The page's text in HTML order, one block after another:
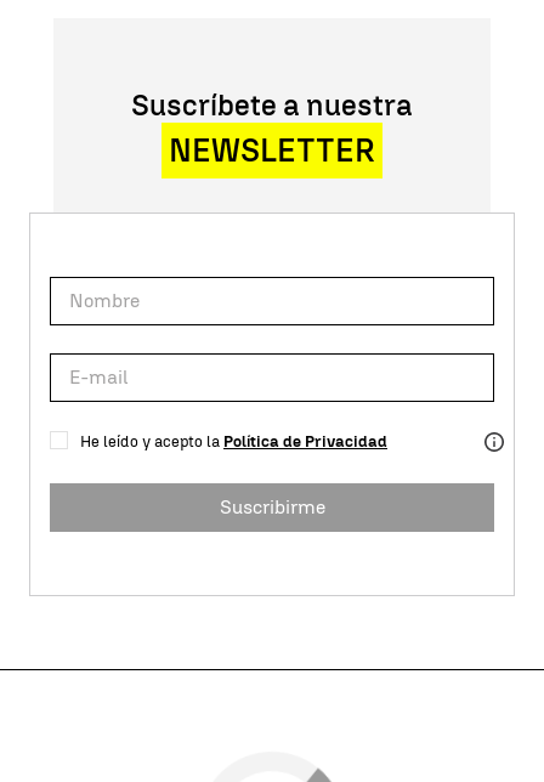
Suscríbete a nuestra
NEWSLETTER
He leído y acepto la Política de Privacidad
Suscribirme